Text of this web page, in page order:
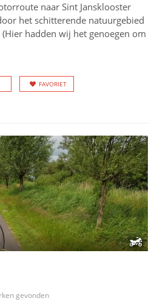
naar Sint Jansklooster
het schitterende natuurgebied
hadden wij het genoegen om
FAVORIET
gevonden